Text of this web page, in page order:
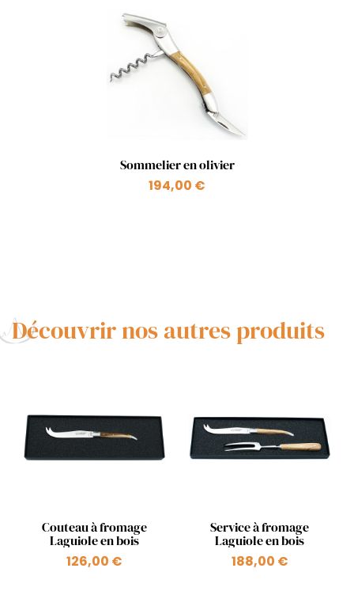
Aperçu rapide
Sommelier en olivier
194,00 €
Découvrir nos autres produits
Aperçu rapide
Couteau à fromage
Laguiole en bois
126,00 €
Aperçu rapide
+1
Service à fromage
Laguiole en bois
188,00 €